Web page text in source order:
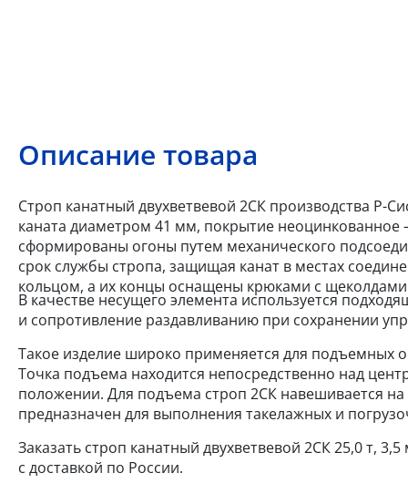
Описание товара
Строп канатный двухветвевой 2СК производства Р-
каната диаметром 41 мм, покрытие неоцинкованное
сформированы огоны путем механического
срок службы стропа, защищая канат в местах
кольцом, а их концы оснащены крюками с
В качестве несущего элемента используется
и сопротивление раздавливанию при сохранении
Такое изделие широко применяется для подъемных
Точка подъема находится непосредственно над
положении. Для подъема строп 2СК навешивается
предназначен для выполнения такелажных и
Заказать строп канатный двухветвевой 2СК 25,0 т,
с доставкой по России.